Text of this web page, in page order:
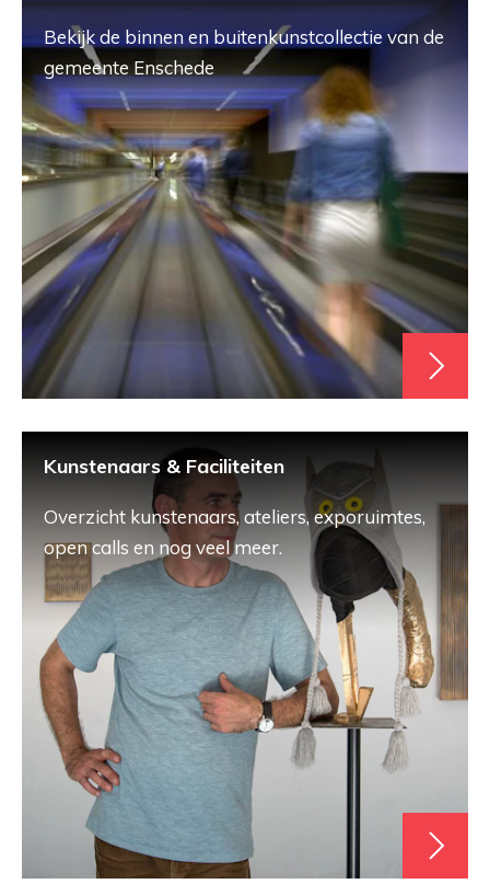
Bekijk de binnen en buitenkunstcollectie van de
gemeente Enschede
Kunstenaars & Faciliteiten
Overzicht kunstenaars, ateliers, exporuimtes,
open calls en nog veel meer.